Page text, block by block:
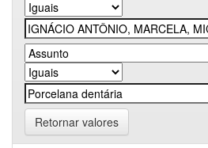
Retornar valores